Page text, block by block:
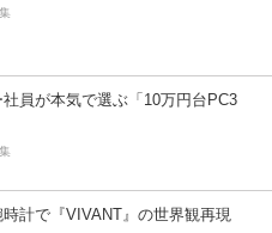
員が本気で選ぶ「10万円台PC3
時計で『VIVANT』の世界観再現